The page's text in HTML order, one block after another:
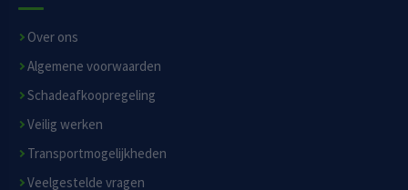
Over ons
Algemene voorwaarden
Schadeafkoopregeling
Veilig werken
Transportmogelijkheden
Veelgestelde vragen